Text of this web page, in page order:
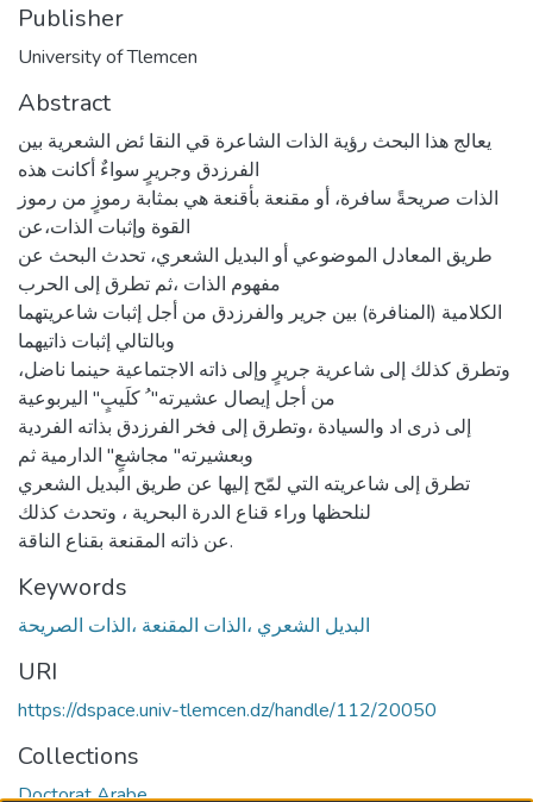
Publisher
University of Tlemcen
Abstract
يعالج هذا البحث رؤية الذات الشاعرة قي النقا ئض الشعرية بين
الفرزدق وجريرٍ سواءٌ أكانت هذه
الذات صريحةً سافرة، أو مقنعة بأقنعة هي بمثابة رموزٍ من رموز
القوة وإثبات الذات،عن
طريق المعادل الموضوعي أو البديل الشعري، تحدث البحث عن
مفهوم الذات ،ثم تطرق إلى الحرب
الكلامية (المنافرة) بين جرير والفرزدق من أجل إثبات شاعريتهما
وبالتالي إثبات ذاتيهما
،وتطرق كذلك إلى شاعرية جريرٍ وإلى ذاته الاجتماعية حينما ناضل
من أجل إيصال عشيرته" ُ كلَيبٍ" اليربوعية
إلى ذرى اد والسيادة ،وتطرق إلى فخر الفرزدق بذاته الفردية
وبعشيرته" مجاشعٍ" الدارمية ثم
تطرق إلى شاعريته التي لمّح إليها عن طريق البديل الشعري
لنلحظها وراء قناع الدرة البحرية ، وتحدث كذلك
عن ذاته المقنعة بقناع الناقة.
Keywords
البديل الشعري ،الذات المقنعة ،الذات الصريحة
URI
https://dspace.univ-tlemcen.dz/handle/112/20050
Collections
Doctorat Arabe